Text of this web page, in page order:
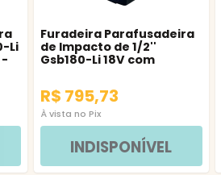
Li
-
Furadeira Parafusadeira
de Impacto de 1/2''
Gsb180-Li 18V com
R$ 795,73
À vista no Pix
INDISPONÍVEL